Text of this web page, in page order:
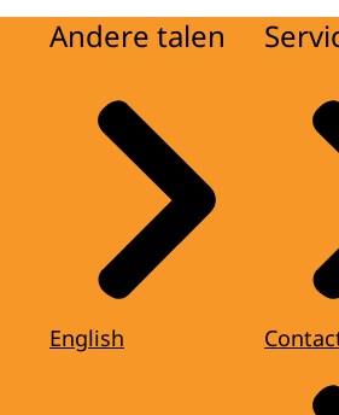
Andere talen
English